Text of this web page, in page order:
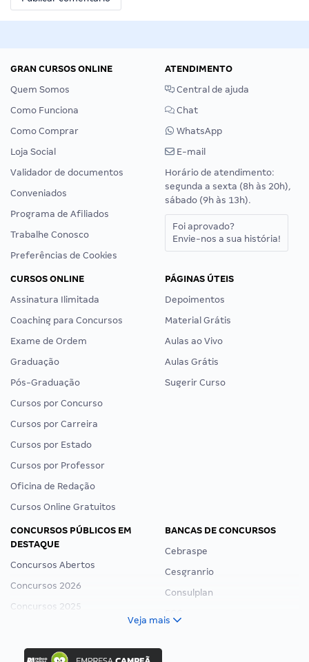
GRAN CURSOS ONLINE
Quem Somos
Como Funciona
Como Comprar
Loja Social
Validador de documentos
Conveniados
Programa de Afiliados
Trabalhe Conosco
Preferências de Cookies
ATENDIMENTO
Central de ajuda
Chat
WhatsApp
E-mail
Horário de atendimento:
segunda a sexta (8h às 20h),
sábado (9h às 13h).
Foi aprovado?
Envie-nos a sua história!
CURSOS ONLINE
Assinatura Ilimitada
Coaching para Concursos
Exame de Ordem
Graduação
Pós-Graduação
Cursos por Concurso
Cursos por Carreira
Cursos por Estado
Cursos por Professor
Oficina de Redação
Cursos Online Gratuitos
PÁGINAS ÚTEIS
Depoimentos
Material Grátis
Aulas ao Vivo
Aulas Grátis
Sugerir Curso
CONCURSOS PÚBLICOS EM
DESTAQUE
Concursos Abertos
Concursos 2026
Concursos 2025
Concurso Ibama
BANCAS DE CONCURSOS
Cebraspe
Cesgranrio
Consulplan
Veja mais